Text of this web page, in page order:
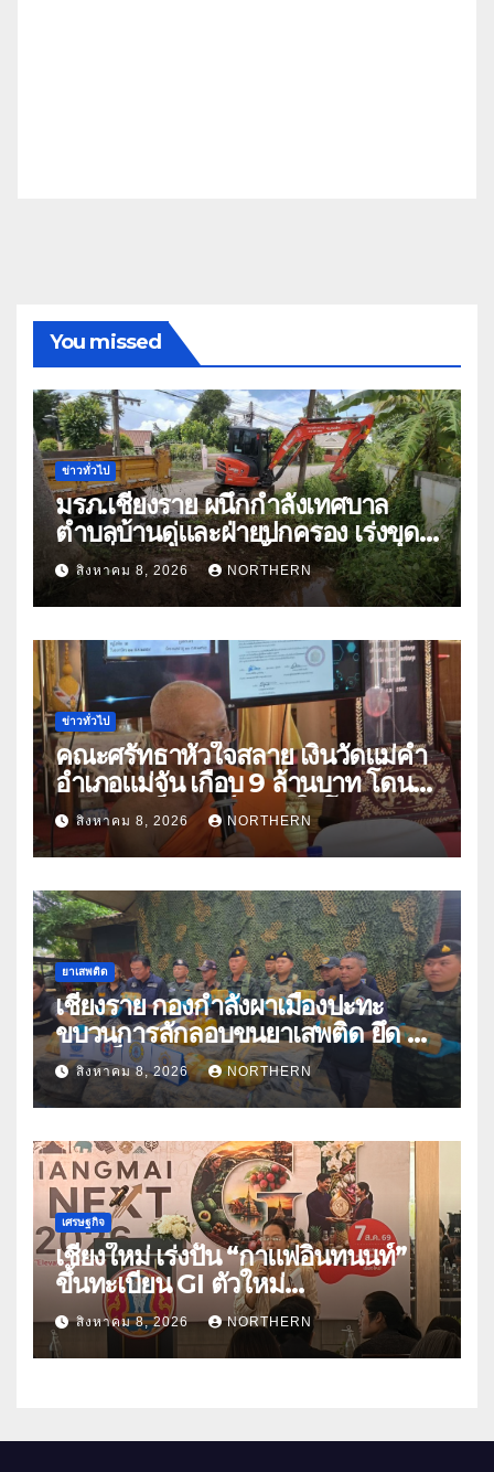
You missed
ข่าวทั่วไป
มรภ.เชียงราย ผนึกกำลังเทศบาล
ตำบลบ้านดู่และฝ่ายปกครอง เร่งขุด
ลอกสิ่งกีดขวางทางน้ำ ป้องกันและลด
ปัญหาน้ำท่วม
สิงหาคม 8, 2026 NORTHERN
ข่าวทั่วไป
คณะศรัทธาหัวใจสลาย เงินวัดแม่คำ
อำเภอแม่จัน เกือบ 9 ล้านบาท โดน
แก๊งคอลเซ็นเตอร์หลอกให้โอนข้าม
ปีกว่า 66 บัญชี
สิงหาคม 8, 2026 NORTHERN
ยาเสพติด
เชียงราย กองกำลังผาเมืองปะทะ
ขบวนการลักลอบขนยาเสพติด ยึด 2
ล้านเม็ด
สิงหาคม 8, 2026 NORTHERN
เศรษฐกิจ
เชียงใหม่ เร่งปั้น “กาแฟอินทนนท์”
ขึ้นทะเบียน GI ตัวใหม่
“CHIANGMAI GI NEXT 2026”
ติดอาวุธผู้ประกอบการ 100 ราย ดัน
สินค้าอัตลักษณ์สู่ตลาดพรีเมียม
สิงหาคม 8, 2026 NORTHERN